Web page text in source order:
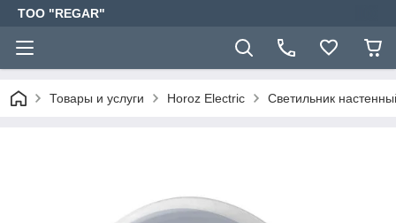
TOO "REGAR"
Товары и услуги Horoz Electric Светильник